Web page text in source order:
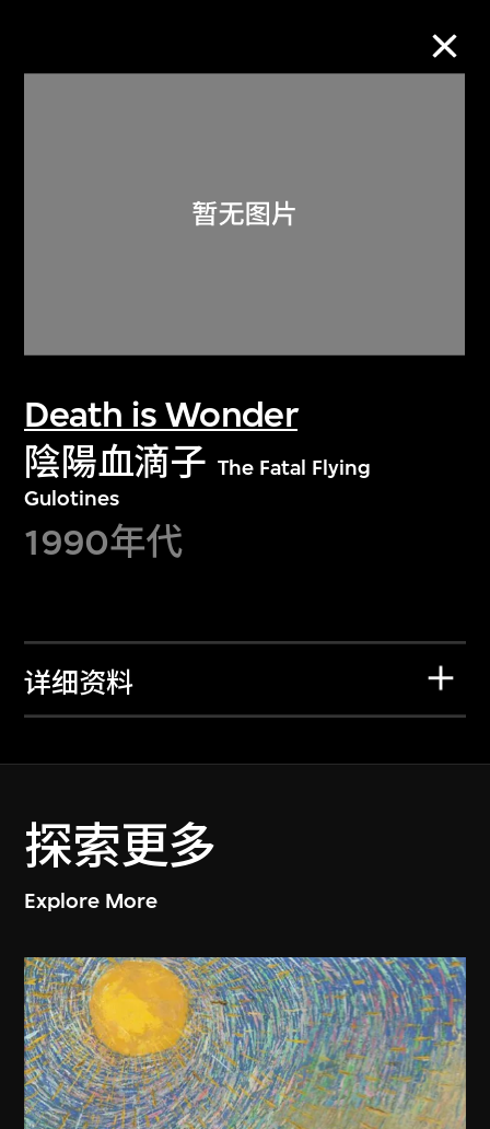
Death is Wonder
陰陽血滴子 The Fatal Flying
Gulotines
1990年代
详细资料
探索更多
Explore More
关于M+藏品
探索世界顶级的二十及二十一世纪视觉
文化藏品。